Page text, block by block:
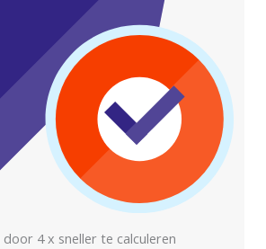
4 x sneller te calculeren